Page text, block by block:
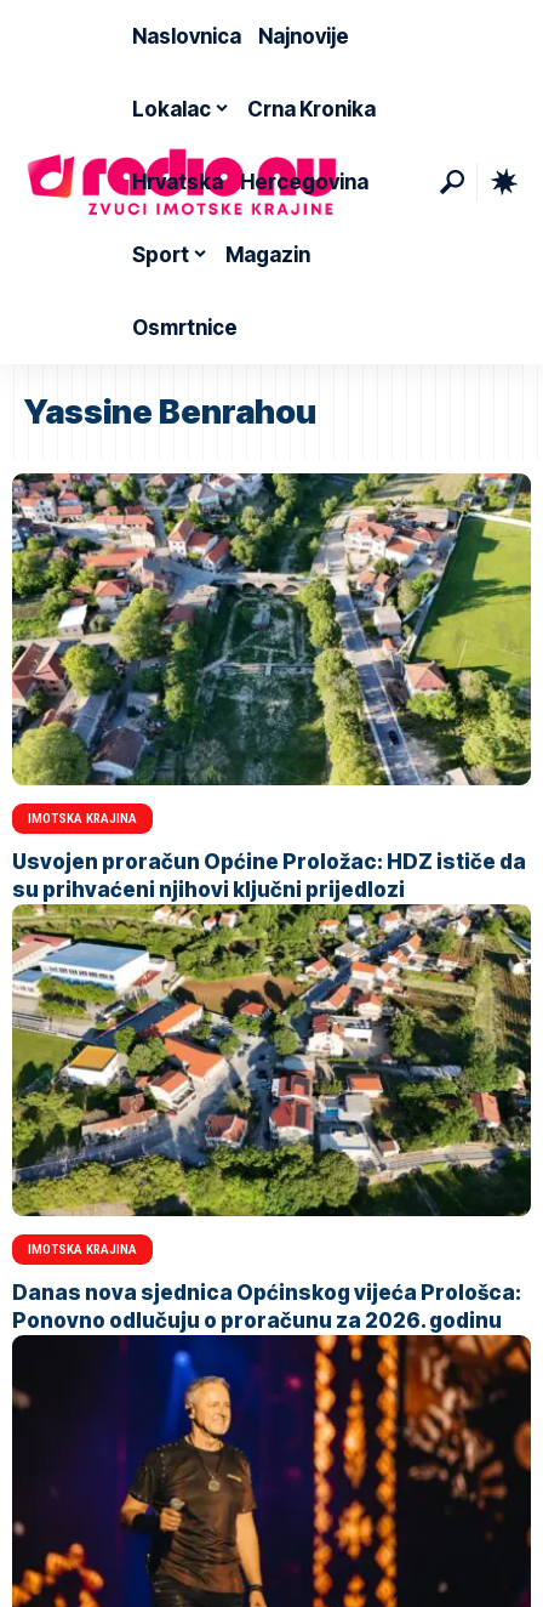
Naslovnica Najnovije
Lokalac Crna Kronika
Hrvatska Hercegovina
Sport Magazin
Osmrtnice
Yassine Benrahou
IMOTSKA KRAJINA
Usvojen proračun Općine Proložac: HDZ ističe da
su prihvaćeni njihovi ključni prijedlozi
IMOTSKA KRAJINA
Danas nova sjednica Općinskog vijeća Prološca:
Ponovno odlučuju o proračunu za 2026. godinu